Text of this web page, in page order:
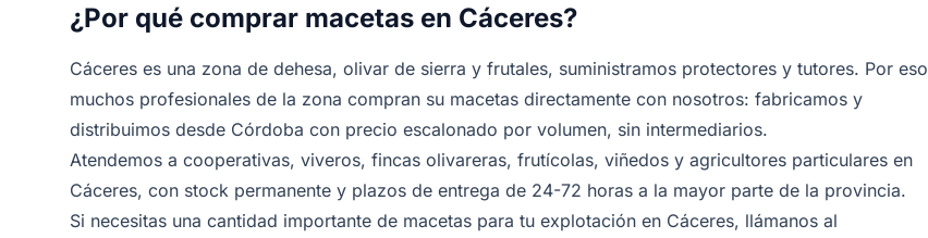
¿Por qué comprar macetas en Cáceres?
Cáceres es una zona de dehesa, olivar de sierra y frutales, suministramos protectores y tutores. Por eso
muchos profesionales de la zona compran su macetas directamente con nosotros: fabricamos y
distribuimos desde Córdoba con precio escalonado por volumen, sin intermediarios.
Atendemos a cooperativas, viveros, fincas olivareras, frutícolas, viñedos y agricultores particulares en
Cáceres, con stock permanente y plazos de entrega de 24-72 horas a la mayor parte de la provincia.
Si necesitas una cantidad importante de macetas para tu explotación en Cáceres, llámanos al